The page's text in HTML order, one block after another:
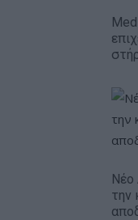
Νέο
την